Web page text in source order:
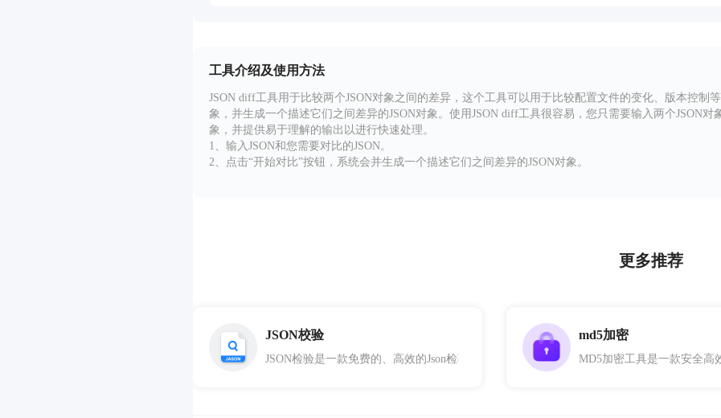
工具介绍及使用方法
JSON diff工具用于比较两个JSON对象之间的差异，这个工具可以用于比较配置文件的变化、版本控制
象，并生成一个描述它们之间差异的JSON对象。使用JSON diff工具很容易，您只需要输入两个JSON
象，并提供易于理解的输出以进行快速处理。
1、输入JSON和您需要对比的JSON。
2、点击“开始对比”按钮，系统会并生成一个描述它们之间差异的JSON对象。
更多推荐
JSON校验
JSON检验是一款免费的、高效的Json检验工具，适合所有JavaScript开发人员使用，旨在通
md5加密
MD5加密工具是一款安全高